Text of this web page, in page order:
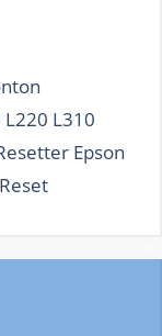
L310
Epson